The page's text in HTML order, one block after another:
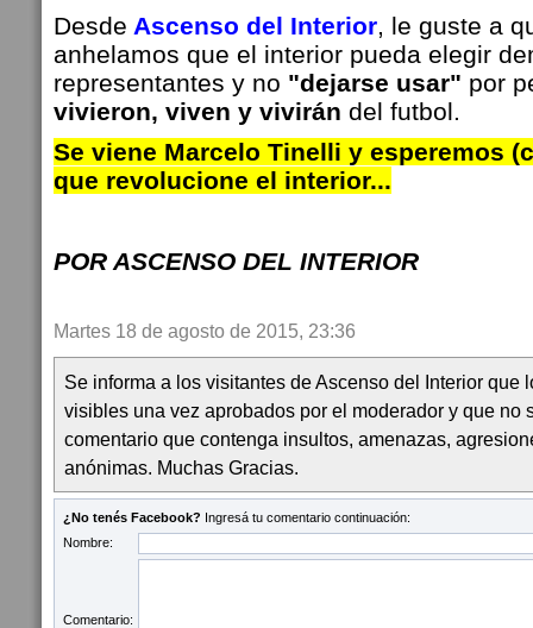
Desde Ascenso del Interior, le guste a
anhelamos que el interior pueda elegir
representantes y no "dejarse usar" por
vivieron, viven y vivirán del futbol.
Se viene Marcelo Tinelli y esperemos
que revolucione el interior...
POR ASCENSO DEL INTERIOR
Martes 18 de agosto de 2015, 23:36
Se informa a los visitantes de Ascenso del Interior que
visibles una vez aprobados por el moderador y que no
comentario que contenga insultos, amenazas,
anónimas. Muchas Gracias.
¿No tenés Facebook? Ingresá tu comentario continuación:
Nombre:
Comentario: